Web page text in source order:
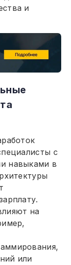
и
с
навыками в
на
или